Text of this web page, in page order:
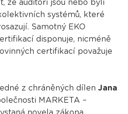
že auditoři jsou nebo byli
systémů, které
Samotný EKO
disponuje, nicméně
certifikací považuje
z chráněných dílen Jana
MARKETA –